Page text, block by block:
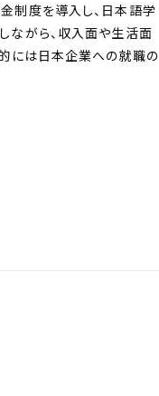
制度を導入し、日本語学
ながら、収入面や生活面
には日本企業への就職の